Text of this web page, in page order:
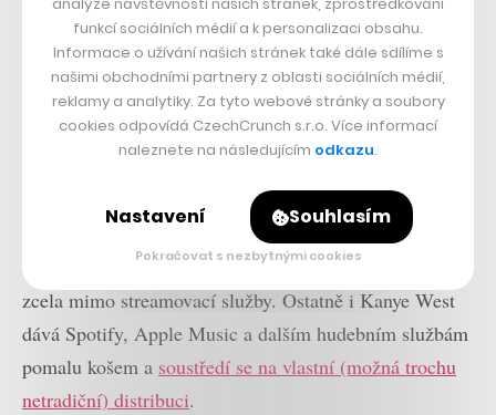
Proč se Snoop Dogg k tomuto kroku rozhodl, je
nejasné. Spekuluje se o tom, že by tyto desky, na která
vlastní práva, vydal výhledově jako NFT a nechal je
zcela mimo streamovací služby. Ostatně i Kanye West
dává Spotify, Apple Music a dalším hudebním službám
pomalu košem a soustředí se na vlastní (možná trochu
netradiční) distribuci.
funkcí sociálních médií a k personalizaci obsahu.
Informace o užívání našich stránek také dále sdílíme s
našimi obchodními partnery z oblasti sociálních médií,
reklamy a analytiky. Za tyto webové stránky a soubory
cookies odpovídá CzechCrunch s.r.o. Více informací
naleznete na následujícím odkazu.
Nastavení Souhlasím
Pokračovat s nezbytnými cookies